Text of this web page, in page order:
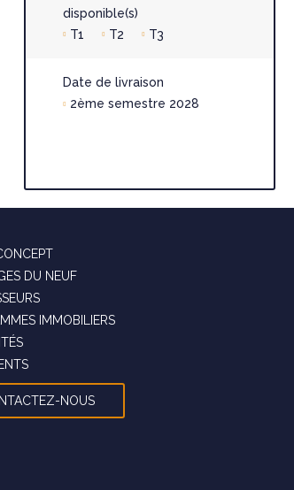
disponible(s)
T1
T2 T3
Date de livraison
2ème semestre 2028
DU NEUF
IMMOBILIERS
NOUS